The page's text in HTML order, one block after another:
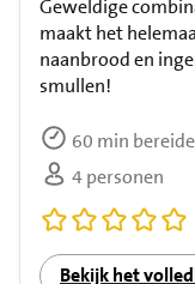
Geweldige
maakt het
naanbrood en
smullen!
60 min
4 personen
Bekijk het